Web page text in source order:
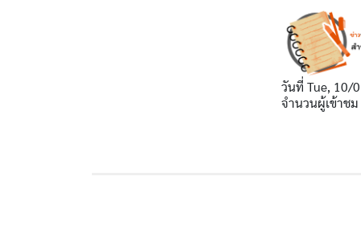
วันที่Tue, 10/
จำนวนผู้เข้าชม